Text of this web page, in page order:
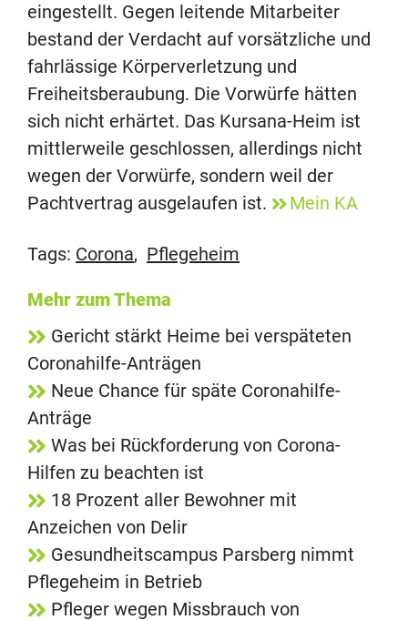
eingestellt. Gegen leitende Mitarbeiter
bestand der Verdacht auf vorsätzliche und
fahrlässige Körperverletzung und
Freiheitsberaubung. Die Vorwürfe hätten
sich nicht erhärtet. Das Kursana-Heim ist
mittlerweile geschlossen, allerdings nicht
wegen der Vorwürfe, sondern weil der
Pachtvertrag ausgelaufen ist.
Mein KA
Tags: Corona, Pflegeheim
Mehr zum Thema
Gericht stärkt Heime bei verspäteten
Coronahilfe-Anträgen
Neue Chance für späte Coronahilfe-
Anträge
Was bei Rückforderung von Corona-
Hilfen zu beachten ist
18 Prozent aller Bewohner mit
Anzeichen von Delir
Gesundheitscampus Parsberg nimmt
Pflegeheim in Betrieb
Pfleger wegen Missbrauch von